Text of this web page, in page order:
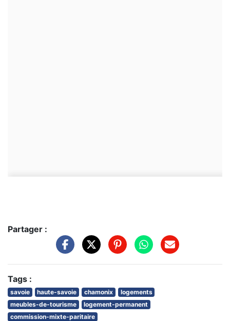
Partager :
Tags :
savoie haute-savoie chamonix
logements
meubles-de-tourisme
logement-permanent
commission-mixte-paritaire